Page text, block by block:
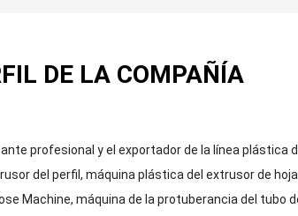
DE LA COMPAÑÍA
profesional y el exportador de la línea plástica
del perfil, máquina plástica del extrusor de
Machine, máquina de la protuberancia del tubo